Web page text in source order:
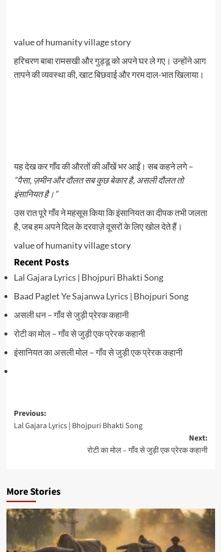
value of humanity village story
हरिचरण बाबा रामसखी और गुड्डू को अपने घर ले गए। उन्होंने आग
तापने की व्यवस्था की, खाट बिछवाई और गरम दाल-भात खिलाया।
यह देख कर गाँव की औरतों की आँखें भर आईं। सब कहने लगे –
“पैसा, ज़मीन और दौलत सब कुछ बेकार है, असली दौलत तो
इंसानियत है।”
उस रात पूरे गाँव ने महसूस किया कि इंसानियत का दीपक तभी जलता
है, जब हम अपने दिल के दरवाज़े दूसरों के लिए खोल देते हैं।
value of humanity village story
Recent Posts
Lal Gajara Lyrics | Bhojpuri Bhakti Song
Baad Paglet Ye Sajanwa Lyrics | Bhojpuri Song
असली धन – गाँव से जुड़ी प्रेरक कहानी
रोटी का मोल – गाँव से जुड़ी एक प्रेरक कहानी
इंसानियत का असली मोल – गाँव से जुड़ी एक प्रेरक कहानी
Post
navigation
Previous:
Lal Gajara Lyrics | Bhojpuri Bhakti Song
Next:
रोटी का मोल – गाँव से जुड़ी एक प्रेरक कहानी
More Stories